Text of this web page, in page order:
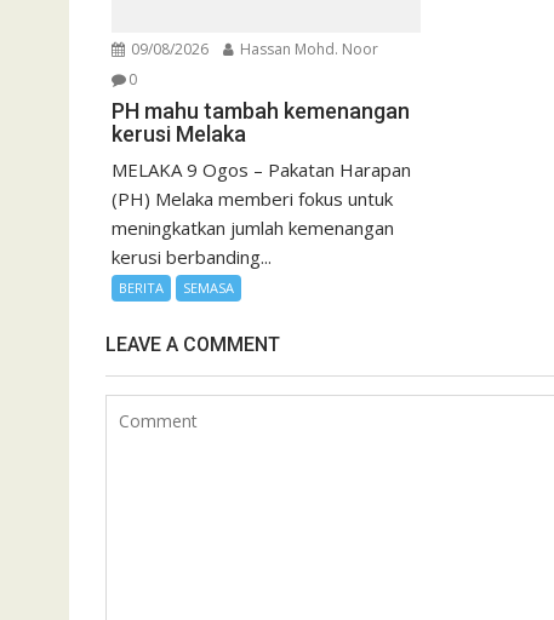
09/08/2026
Hassan Mohd. Noor
0
PH mahu tambah kemenangan
kerusi Melaka
MELAKA 9 Ogos – Pakatan Harapan
(PH) Melaka memberi fokus untuk
meningkatkan jumlah kemenangan
kerusi berbanding...
BERITA SEMASA
LEAVE A COMMENT